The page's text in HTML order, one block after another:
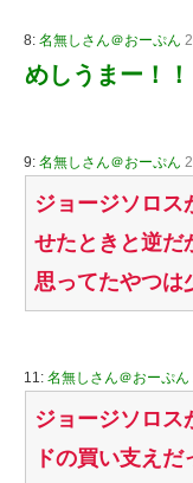
8: 名無しさん＠おーぷん
めしうまー！！
9: 名無しさん＠おーぷん
ジョージソロス
せたときと逆だ
思ってたやつは
11: 名無しさん＠おーぷん
ジョージソロス
ドの買い支え